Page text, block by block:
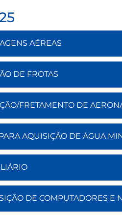
AÉREAS
DE FROTAS
FRETAMENTO DE
AQUISIÇÃO DE ÁGUA
DE COMPUTADORES E